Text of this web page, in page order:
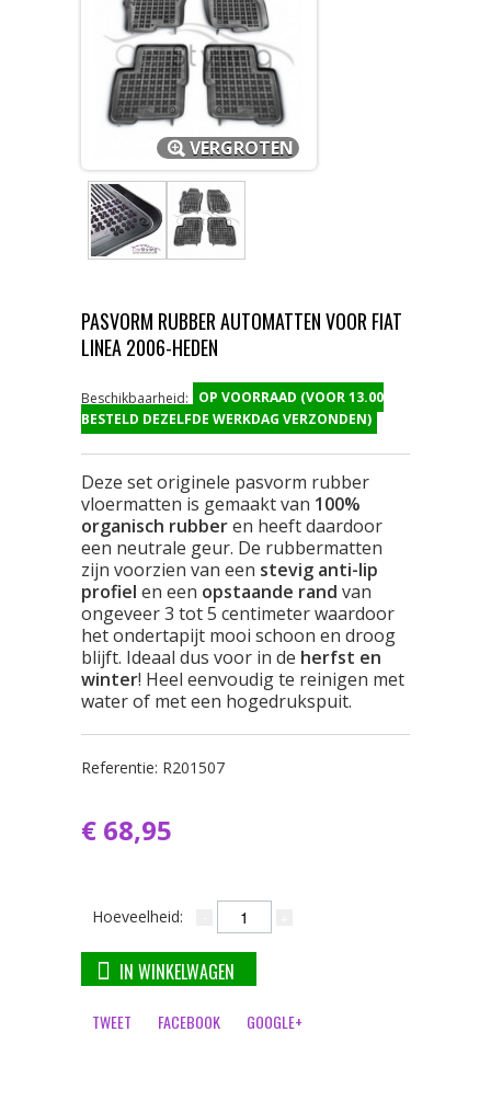
VERGROTEN
PASVORM RUBBER AUTOMATTEN VOOR FIAT
LINEA 2006-HEDEN
Beschikbaarheid:
OP VOORRAAD (VOOR 13.00
BESTELD DEZELFDE WERKDAG VERZONDEN)
Deze set originele pasvorm rubber
vloermatten is gemaakt van 100%
organisch rubberen heeft daardoor
een neutrale geur. De rubbermatten
zijn voorzien van een stevig anti-lip
profiel en een opstaande rand van
ongeveer 3 tot 5 centimeter waardoor
het ondertapijt mooi schoon en droog
blijft. Ideaal dus voor in de herfst en
winter! Heel eenvoudig te reinigen met
water of met een hogedrukspuit.
Referentie: R201507
€ 68,95
Hoeveelheid:
IN WINKELWAGEN
TWEET FACEBOOK GOOGLE+